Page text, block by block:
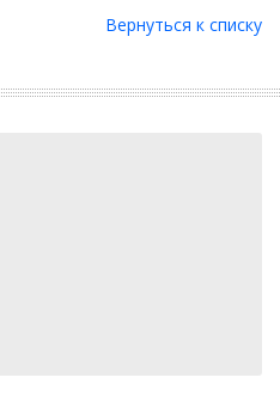
Вернуться к списку